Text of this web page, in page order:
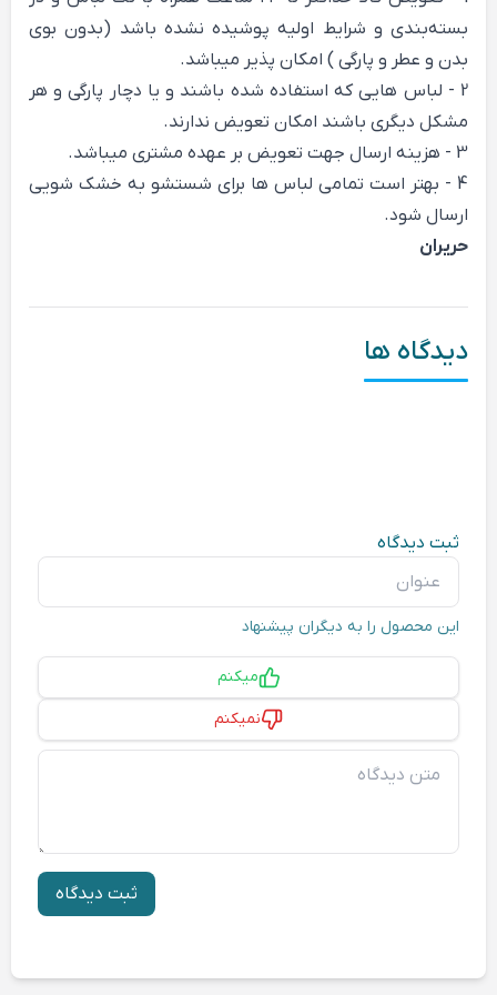
بسته‌بندی و شرایط اولیه پوشیده نشده باشد (بدون بوی
بدن و عطر و پارگی ) امکان پذیر میباشد.
2 - لباس هایی که استفاده شده باشند و یا دچار پارگی و هر
مشکل دیگری باشند امکان تعویض ندارند.
3 - هزینه ارسال جهت تعویض بر عهده مشتری میباشد.
4 - بهتر است تمامی لباس ها برای شستشو به خشک شویی
ارسال شود.
حریران
دیدگاه ها
ثبت دیدگاه
عنوان
این محصول را به دیگران پیشنهاد
پیشنهاد
میکنم
نمیکنم
متن دیدگاه
ثبت دیدگاه